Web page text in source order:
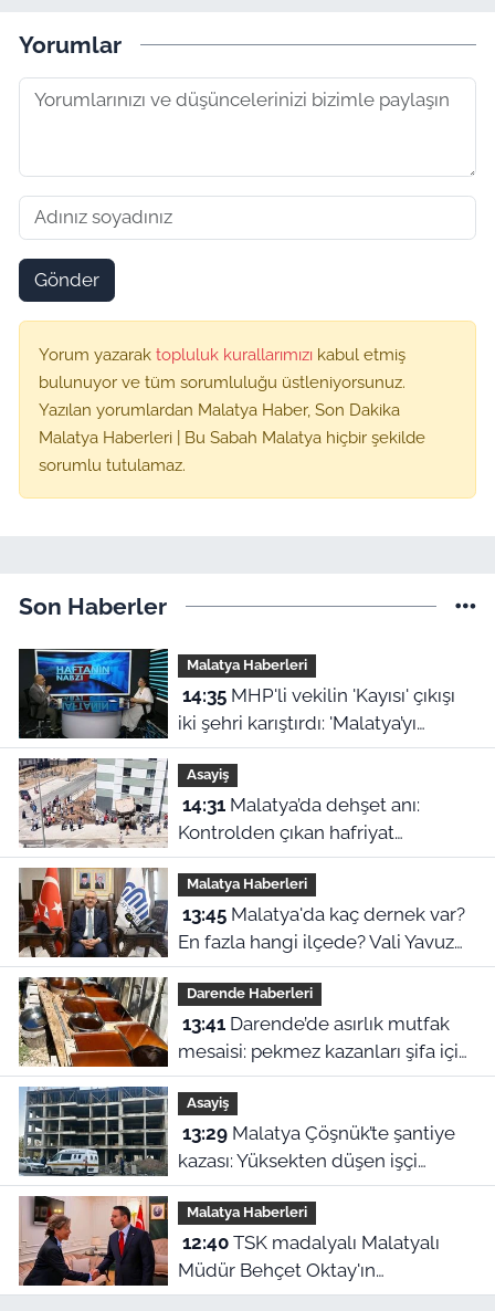
Yorumlar
Gönder
Yorum yazarak topluluk kurallarımızı kabul etmiş
bulunuyor ve tüm sorumluluğu üstleniyorsunuz.
Yazılan yorumlardan Malatya Haber, Son Dakika
Malatya Haberleri | Bu Sabah Malatya hiçbir şekilde
sorumlu tutulamaz.
Son Haberler
Malatya Haberleri
14:35MHP'li vekilin 'Kayısı' çıkışı
iki şehri karıştırdı: 'Malatya’yı
cinayetle suçlayamazsınız!'
Asayiş
14:31Malatya’da dehşet anı:
Kontrolden çıkan hafriyat
kamyonu evin içine girdi!
Malatya Haberleri
13:45Malatya'da kaç dernek var?
En fazla hangi ilçede? Vali Yavuz
tek tek açıkladı
Darende Haberleri
13:41Darende’de asırlık mutfak
mesaisi: pekmez kazanları şifa için
kaynıyor
Asayiş
13:29Malatya Çöşnük’te şantiye
kazası: Yüksekten düşen işçi
yaralandı
Malatya Haberleri
12:40TSK madalyalı Malatyalı
Müdür Behçet Oktay'ın
dosyasında FETÖ şüphesi! Bakan